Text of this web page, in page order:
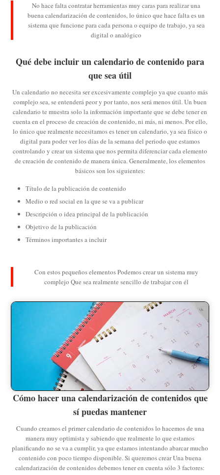
No hace falta contratar herramientas muy caras para realizar una
buena calendarización de contenidos, lo único que hace falta es un
sistema que funcione para cada persona o equipo de trabajo, ya sea
digital o analógico
Qué debe incluir un calendario de contenido para
que sea útil
Un calendario no necesita ser excesivamente complejo ya que cuanto más
complejo sea, se entenderá peor y por tanto, nos será menos útil. Un buen
calendario te muestra solo la información importante que se debe tener en
cuenta en el proceso de creación de contenido, ni más, ni menos. Por ello,
lo único que realmente necesitamos es tener un calendario, ya sea físico o
digital para poder ver los días de la semana del periodo que estamos
controlando y crear un sistema que nos permita diferenciar cada elemento
de creación de contenido de manera única. Generalmente, los elementos
básicos son los siguientes:
Título de la publicación de contenido
Medio o red social en la que se va a publicar
Descripción o idea principal de la publicación
Objetivo de la publicación
Términos importantes a incluir
Con estos pequeños elementos Podemos crear un sistema muy
complejo Que sea realmente sencillo de trabajar con él
Cómo hacer una calendarización de contenidos que
sí puedas mantener
Cuando creamos el primer calendario de contenidos lo hacemos de una
manera muy optimista y sabiendo que realmente lo que estamos
planificando no se va a cumplir, ya que estamos intentando abarcar mucho
contenido con poco tiempo disponible. Si queremos crear Una buena
calendarización de contenidos debemos tener en cuenta sólo 3 factores: